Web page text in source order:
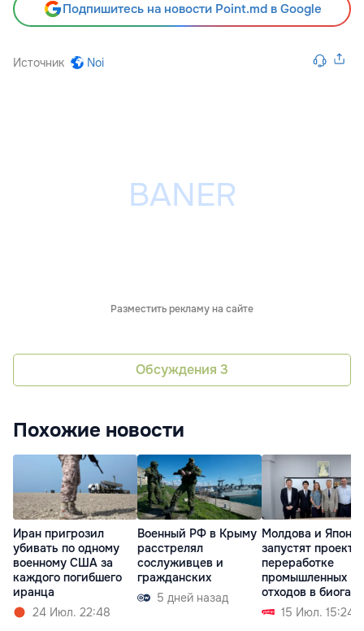
Подпишитесь на новости Point.md в Google
Источник Noi
Разместить рекламу на сайте
Обсуждения 3
Похожие новости
Иран пригрозил
убивать по одному
военному США за
каждого погибшего
иранца
24 Июл. 22:48
Военный РФ в Крыму
расстрелял
сослуживцев и
гражданских
5 дней назад
Молдова и
запустят проект
переработке
промышленных
отходов в биогаз
15 Июл. 15:24